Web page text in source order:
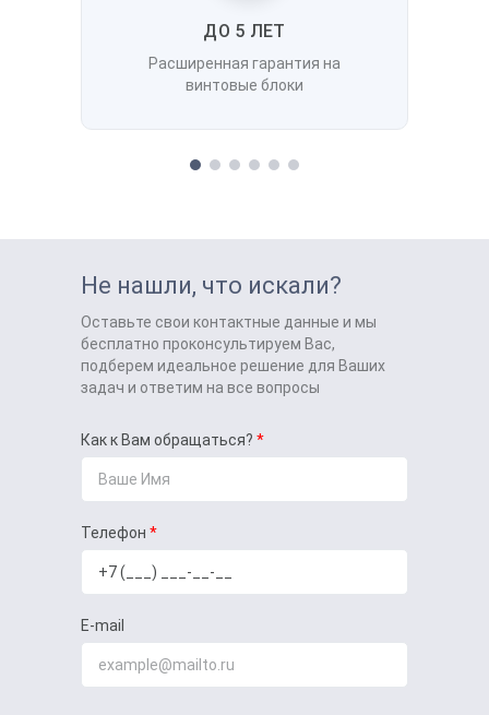
ДО 5 ЛЕТ
Расширенная гарантия на
винтовые блоки
Не нашли, что искали?
Оставьте свои контактные данные и мы
бесплатно проконсультируем Вас,
подберем идеальное решение для Ваших
задач и ответим на все вопросы
Как к Вам обращаться?
Телефон
E-mail